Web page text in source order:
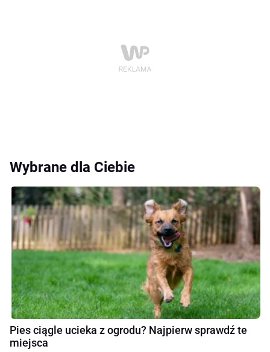
Wybrane dla Ciebie
Pies ciągle ucieka z ogrodu? Najpierw sprawdź te
miejsca